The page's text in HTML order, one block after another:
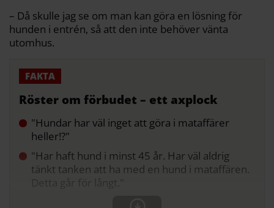
– Då skulle jag se om man kan göra en lösning för
hunden i entrén, så att den inte behöver vänta
utomhus.
Röster om förbudet – ett axplock
"Hundar har väl inget att göra i mataffärer
heller!?"
"Har haft hund i minst 45 år. Har väl aldrig
tänkt tanken att ha med en hund i mataffären.
Detta går för långt."